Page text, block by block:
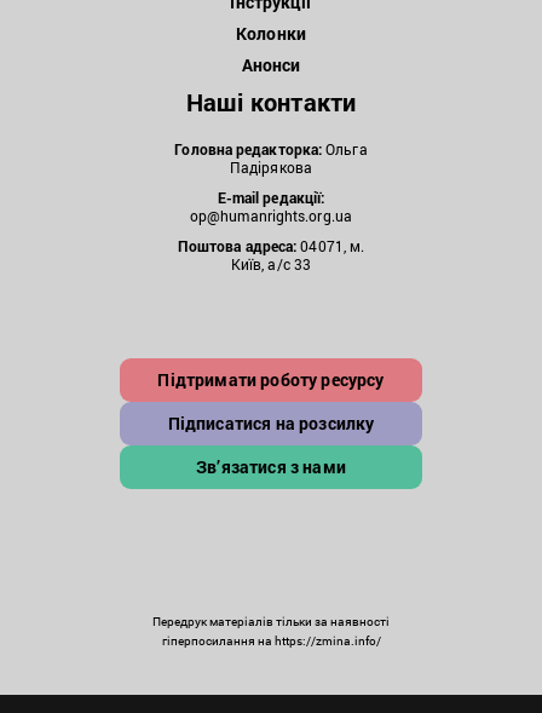
Колонки
Анонси
Наші контакти
Головна редакторка:Ольга
Падірякова
E-mail редакції:
op@humanrights.org.ua
Поштова адреса:04071, м.
Київ, а/с 33
Підтримати роботу ресурсу
Підписатися на розсилку
Зв’язатися з нами
Передрук матеріалів тільки за наявності
гіперпосилання на https://zmina.info/